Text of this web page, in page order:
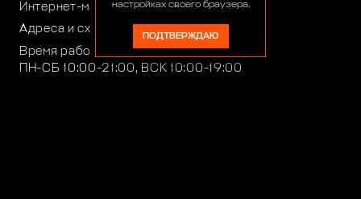
Интернет-магазин:+7 (916) 922-44-44
Адреса и схемы проезда
Время работы автотехцентра:
ПН-СБ 10:00-21:00, ВСК 10:00-19:00
настройках своего браузера.
ПОДТВЕРЖДАЮ